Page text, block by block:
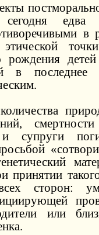
сегодня
в
в последнее
и супруги
принятии
сторон:
или